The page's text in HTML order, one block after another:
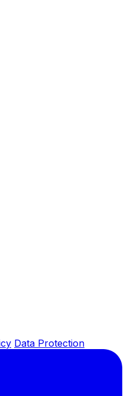
Data Protection